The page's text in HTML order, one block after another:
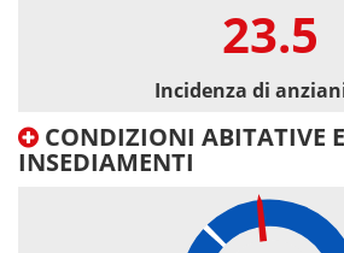
23.5
Incidenza di
CONDIZIONI ABITATIVE
INSEDIAMENTI